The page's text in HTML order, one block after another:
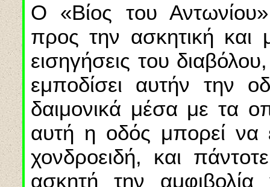
Ο «Βίος του
προς την ασκητική και
εισηγήσεις του
εμποδίσει αυτήν την
δαιμονικά μέσα με τα
αυτή η οδός μπορεί να
χονδροειδή, και
ασκητή την